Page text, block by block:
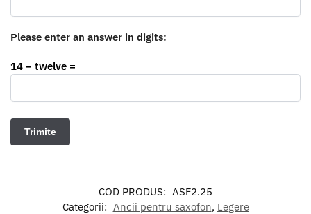
Please enter an answer in digits:
14 − twelve =
COD PRODUS: ASF2.25
Categorii: Ancii pentru saxofon, Legere